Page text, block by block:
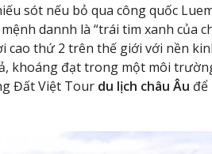
sót nếu bỏ qua công quốc
dannh là “trái tim xanh của
cao thứ 2 trên thế giới với nền
khoáng đạt trong một môi
Đất Việt Tour du lịch châu Âu để